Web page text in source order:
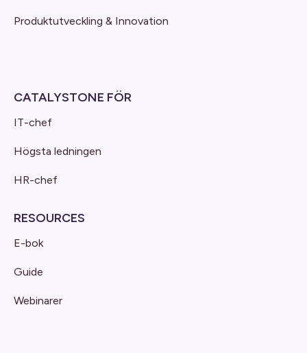
Produktutveckling & Innovation
CATALYSTONE FÖR
IT-chef
Högsta ledningen
HR-chef
RESOURCES
E-bok
Guide
Webinarer